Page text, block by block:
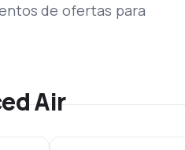
de ofertas para
Air